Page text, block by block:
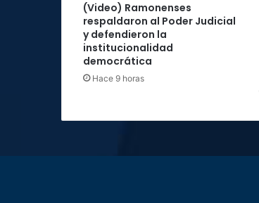
(Video) Ramonenses
respaldaron al Poder Judicial
y defendieron la
institucionalidad
democrática
Hace 9 horas